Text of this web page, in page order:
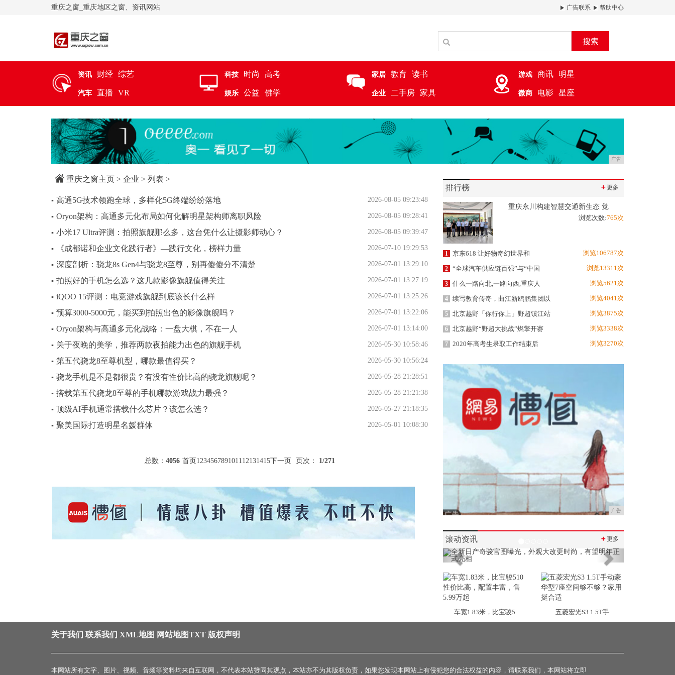
重庆之窗_重庆地区之窗、资讯网站 广告联系 帮助中心
搜索
资讯 财经 综艺
汽车 直播 VR
科技 时尚 高考
娱乐 公益 佛学
家居 教育 读书
企业 二手房 家具
游戏 商讯 明星
微商 电影 星座
广告
重庆之窗主页 > 企业 > 列表 >
▪ 高通5G技术领跑全球，多样化5G终端纷纷落地 2026-08-05 09:23:48
▪ Oryon架构：高通多元化布局如何化解明星架构师离职风险 2026-08-05 09:28:41
▪ 小米17 Ultra评测：拍照旗舰那么多，这台凭什么让摄影师动心？ 2026-08-05 09:39:47
▪ 《成都诺和企业文化践行者》—践行文化，榜样力量 2026-07-10 19:29:53
▪ 深度剖析：骁龙8s Gen4与骁龙8至尊，别再傻傻分不清楚 2026-07-01 13:29:10
▪ 拍照好的手机怎么选？这几款影像旗舰值得关注 2026-07-01 13:27:19
▪ iQOO 15评测：电竞游戏旗舰到底该长什么样 2026-07-01 13:25:26
▪ 预算3000-5000元，能买到拍照出色的影像旗舰吗？ 2026-07-01 13:22:06
▪ Oryon架构与高通多元化战略：一盘大棋，不在一人 2026-07-01 13:14:00
▪ 关于夜晚的美学，推荐两款夜拍能力出色的旗舰手机 2026-05-30 10:58:46
▪ 第五代骁龙8至尊机型，哪款最值得买？ 2026-05-30 10:56:24
▪ 骁龙手机是不是都很贵？有没有性价比高的骁龙旗舰呢？ 2026-05-28 21:28:51
▪ 搭载第五代骁龙8至尊的手机哪款游戏战力最强？ 2026-05-28 21:21:38
▪ 顶级AI手机通常搭载什么芯片？该怎么选？ 2026-05-27 21:18:35
▪ 聚美国际打造明星名媛群体 2026-05-01 10:08:30
总数： 4056 首页123456789101112131415下一页 页次： 1/271
排行榜 ＋更多
重庆永川构建智慧交通新生态 觉
浏览次数:765次
1 京东618 让好物奇幻世界和 浏览106787次
2 “全球汽车供应链百强”与“中国 浏览13311次
3 什么一路向北,一路向西,重庆人 浏览5621次
4 续写教育传奇，曲江新鸥鹏集团以 浏览4041次
5 北京越野「你行你上」野超镇江站 浏览3875次
6 北京越野“野超大挑战”燃擎开赛 浏览3338次
7 2020年高考生录取工作结束后 浏览3270次
广告
滚动资讯 ＋更多
Previous Next
车宽1.83米，比宝骏5 五菱宏光S3 1.5T手
关于我们 联系我们 XML地图 网站地图TXT 版权声明
本网站所有文字、图片、视频、音频等资料均来自互联网，不代表本站赞同其观点，本站亦不为其版权负责，如果您发现本网站上有侵犯您的合法权益的内容，请联系我们，本网站将立即